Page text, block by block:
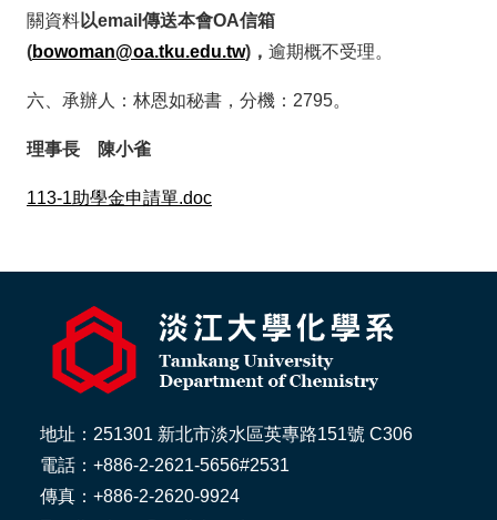
關資料以email傳送本會OA信箱
(bowoman@oa.tku.edu.tw)， 逾期概不受理。
六、承辦人：林恩如秘書，分機：2795。
理事長 陳小雀
113-1助學金申請單.doc
地址：251301 新北市淡水區英專路151號 C306
電話：+886-2-2621-5656#2531
傳真：+886-2-2620-9924